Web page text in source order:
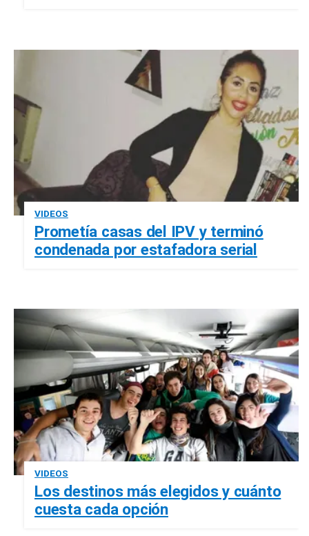
VIDEOS
Prometía casas del IPV y terminó
condenada por estafadora serial
VIDEOS
Los destinos más elegidos y cuánto
cuesta cada opción